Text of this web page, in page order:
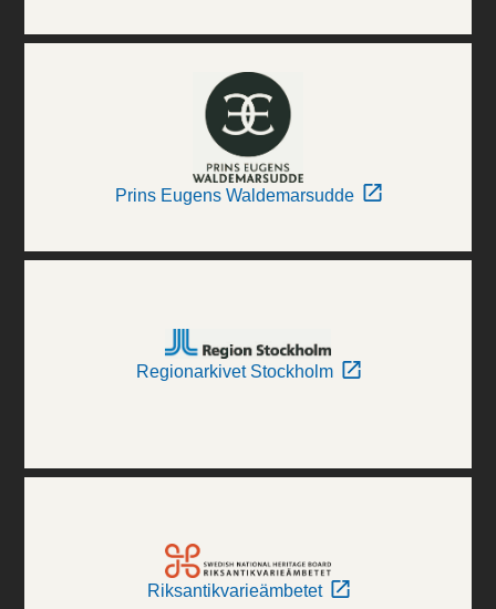
Prins Eugens Waldemarsudde
Regionarkivet Stockholm
Riksantikvarieämbetet